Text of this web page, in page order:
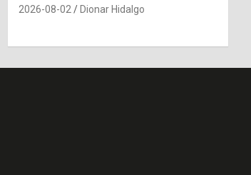
2026-08-02 Dionar Hidalgo